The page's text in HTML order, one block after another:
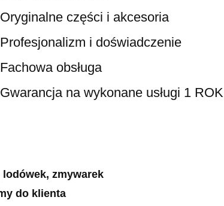
części i akcesoria
i doświadczenie
obsługa
na wykonane usługi 1 ROK
zmywarek
do klienta